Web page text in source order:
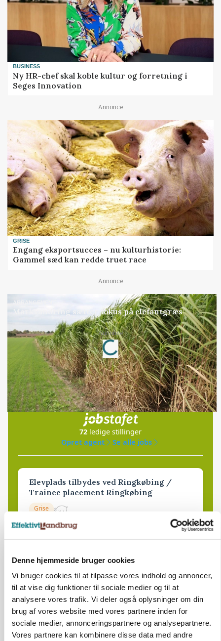
Denne hjemmeside bruger cookies
Vi bruger cookies til at tilpasse vores indhold og annoncer,
til at vise dig funktioner til sociale medier og til at
analysere vores trafik. Vi deler også oplysninger om din
brug af vores website med vores partnere inden for
sociale medier, annonceringspartnere og analysepartnere.
Vores partnere kan kombinere disse data med andre
BUSINESS
Ny HR-chef skal koble kultur og forretning i
Seges Innovation
Annonce
GRISE
Engang eksportsucces – nu kulturhistorie:
Gammel sæd kan redde truet race
Annonce
ARRANGEMENT
Markvandring sætter fokus på elefantgræs
Annonce
Loading...
Jobs
i samarbejde med
72 ledige stillinger
Opret agent
Se alle jobs
Elevplads tilbydes ved Ringkøbing /
Trainee placement Ringkøbing
Grise
06. aug.
dræn/entreprenørarbejde.
Kloak
4690, Haslev 06. aug.